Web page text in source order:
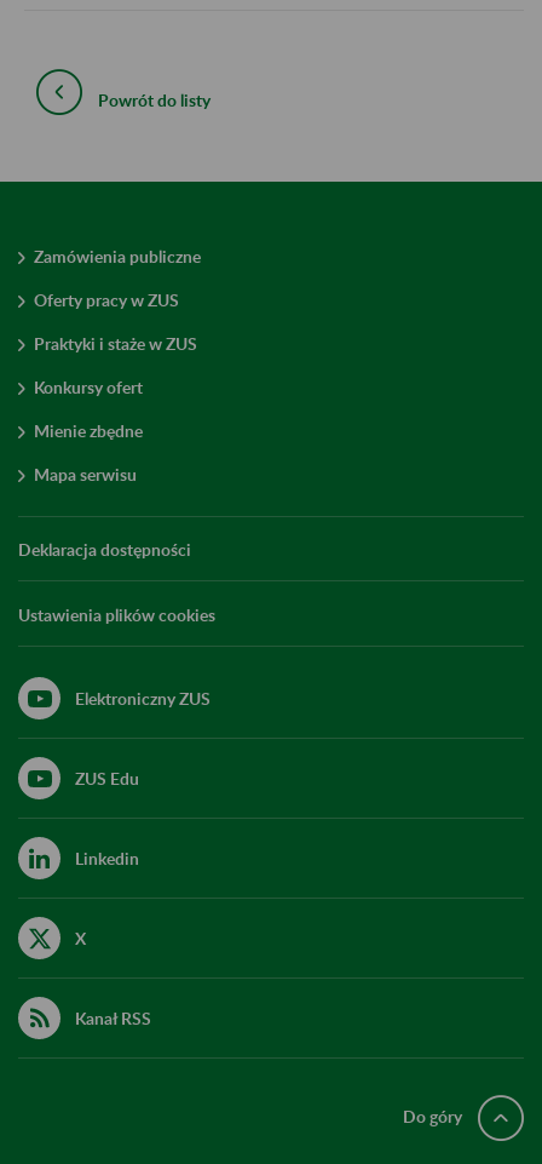
Powrót do listy
Zamówienia publiczne
Oferty pracy w ZUS
Praktyki i staże w ZUS
Konkursy ofert
Mienie zbędne
Mapa serwisu
Deklaracja dostępności
Ustawienia plików cookies
Elektroniczny ZUS
ZUS Edu
Linkedin
X
Kanał RSS
Do góry